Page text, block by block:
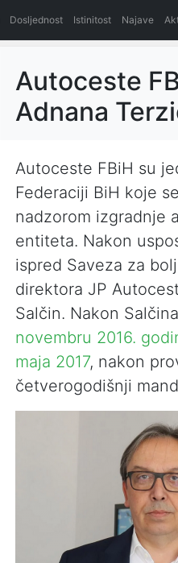
Dosljednost Istinitost Najave
Autoceste
Adnana
Autoceste FBiH su
Federaciji BiH koje
nadzorom izgradnje
entiteta. Nakon
ispred Saveza za
direktora JP
Salčin. Nakon
novembru 2016.
maja 2017, nakon
četverogodišnji